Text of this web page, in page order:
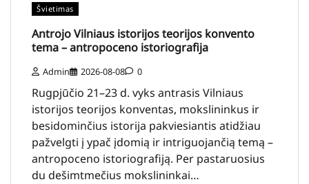
Švietimas
Antrojo Vilniaus istorijos teorijos konvento
tema – antropoceno istoriografija
Admin 2026-08-08 0
Rugpjūčio 21–23 d. vyks antrasis Vilniaus
istorijos teorijos konventas, mokslininkus ir
besidominčius istorija pakviesiantis atidžiau
pažvelgti į ypač įdomią ir intriguojančią temą –
antropoceno istoriografiją. Per pastaruosius
du dešimtmečius mokslininkai…